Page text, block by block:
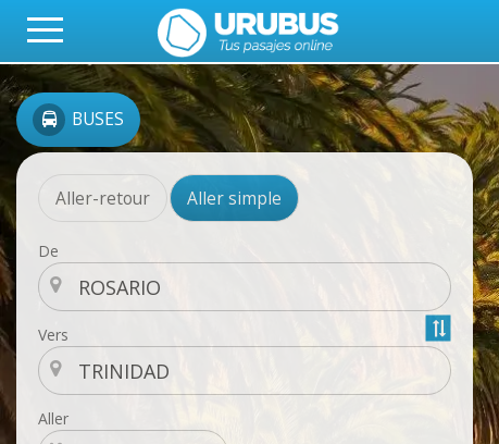
BUSES
Aller-retour Aller simple
De
Vers
Aller